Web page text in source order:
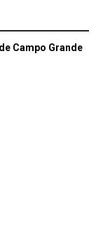
Campo Grande